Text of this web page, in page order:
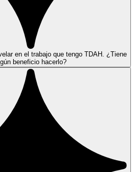
en el trabajo que tengo TDAH. ¿Tiene
beneficio hacerlo?